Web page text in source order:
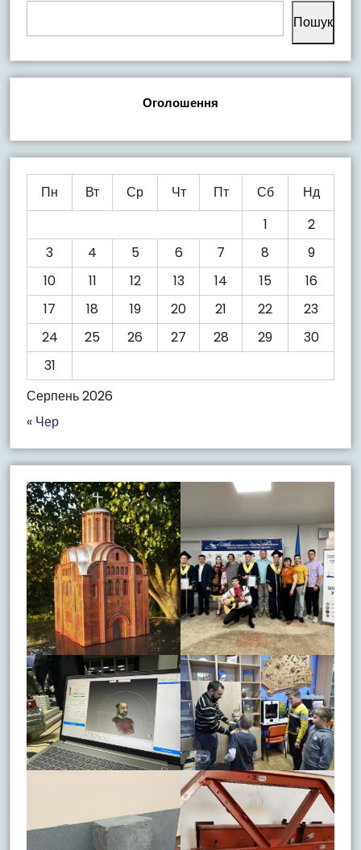
Пошук
Оголошення
Серпень 2026
Пн Вт Ср Чт Пт Сб
Нд
1
2
3
4 5 6 7 8
9
10
11 12 13 14 15
16
17
18 19 20 21 22
23
24
25 26 27 28 29
30
31
« Чер